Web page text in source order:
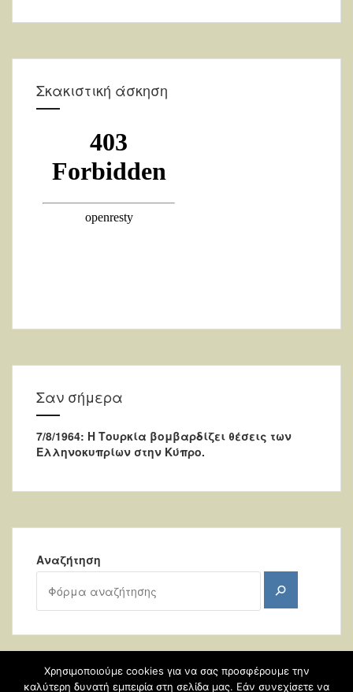
Σκακιστική άσκηση
Σαν σήμερα
7/8/1964: Η Τουρκία βομβαρδίζει θέσεις των
Ελληνοκυπρίων στην Κύπρο.
Αναζήτηση
Αναζήτηση
Χρησιμοποιούμε cookies για να σας προσφέρουμε την
καλύτερη δυνατή εμπειρία στη σελίδα μας. Εάν συνεχίσετε να